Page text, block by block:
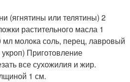
(ягнятины или телятины) 2
растительного масла 1
мл молока соль, перец, лавровый
Приготовление
все сухожилия и жир.
1 см.